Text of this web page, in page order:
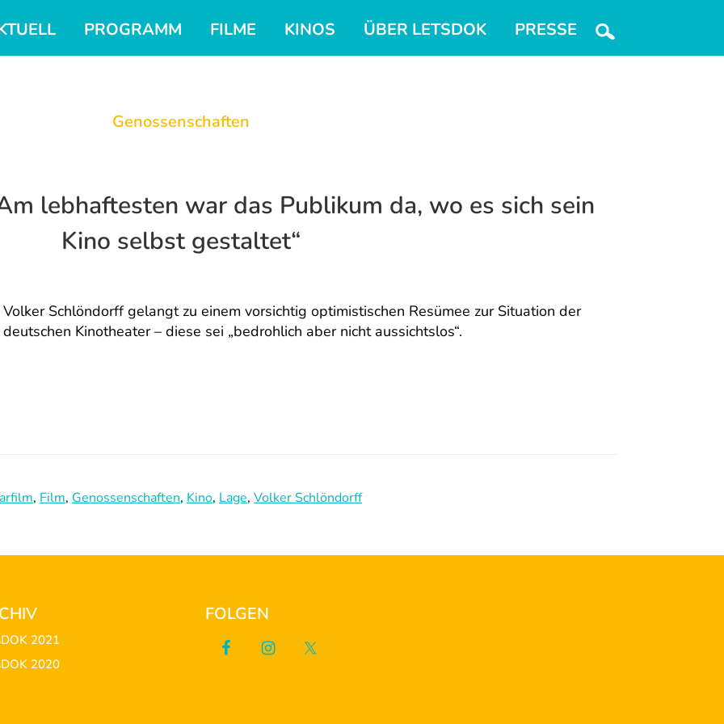
PROGRAMM FILME KINOS ÜBER LETSDOK PRESSE
Genossenschaften
lebhaftesten war das Publikum da, wo es sich sein
Kino selbst gestaltet“
Volker Schlöndorff gelangt zu einem vorsichtig optimistischen Resümee zur Situation der
deutschen Kinotheater – diese sei „bedrohlich aber nicht aussichtslos“.
, Film, Genossenschaften, Kino, Lage, Volker Schlöndorff
2021
2020
FOLGEN